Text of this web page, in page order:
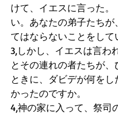
けて、イエスに言った。
い。あなたの弟子たちが
てはならないことをして
3,しかし、イエスは言わ
とその連れの者たちが、
ときに、ダビデが何をし
かったのですか。
4,神の家に入って、祭司